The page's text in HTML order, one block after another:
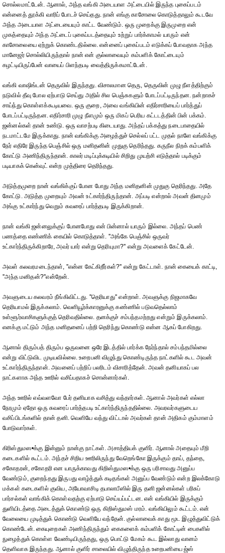
சொல்லமாட்டேன். ஆனால், அந்த வங்கி அடையாள அட்டையில் இருந்த புகைப்படம்
என்னைத் தூக்கி வாரிப் போடச் செய்தது. நான் எங்கு காசோலை கொடுத்தாலும் கூடவே
அந்த அடையாள அட்டையையும் காட்ட வேண்டும். ஒரு முறைக்கு இருமுறை என்
முகத்தையும் அந்த அட்டைப் புகைப்படத்தையும் உற்றுப் பார்க்காமல் யாரும் என்
காசோலையை ஏற்றுக் கொண்டதில்லை. என்னைப் புகைப்படம் எடுக்கப் போவதாக அந்த
மானேஜர் சொல்லியிருந்தால் நான் என் குல்லாவையும் கம்பளிக் கோட்டையும்
கழட்டியிருப்பேன் வாயைப் பிளந்தபடி வைத்திருக்கமாட்டேன்.
வங்கி வாஷிங்டன் தெருவில் இருந்தது. விசாலமான தெரு, தெருவின் முழு நீளத்திற்கும்
நடுவில் தீவு போல ஏற்பாடு செய்து அதில் சில பெஞ்சுகளும் போடப்பட்டிருந்தன. நன்றாகச்
சாய்ந்து கொள்ளக்கூடியவை. ஒரு குறை, அவை வங்கியின் எதிர்சாரியைப் பார்த்துப்
போடப்பட்டிருந்தன. எதிர்சாரி முழு நீளமும் ஒரு மிகப் பெரிய கட்டடத்தின் பின் பக்கம்.
ஜன்னல்கள் தான் உண்டு. ஒரு வாசற்படி கிடையாது. அந்தப் பக்கத்து நடைபாதையில்
நடமாட்டமே இருக்காது. நான் வங்கிக்கு அழைத்துச் செல்லப் பட்ட முதல் நாளே வங்கிக்கு
நேர் எதிரே இருந்த பெஞ்சில் ஒரு மனிதனின் முதுகு தெரிந்தது. கருநீல நிறக் கம்பளிக்
கோட்டு அணிந்திருந்தான். காலர் மடிப்புக்கடியில் சிறிது முயற்சி எடுத்தால் படிக்கும்
படியாகக் கென்வுட் என்ற முத்திரை தெரிந்தது.
அடுத்தமுறை நான் வங்கிக்குப் போன போது அந்த மனிதனின் முதுகு தெரிந்தது. அதே
கோட்டு. அடுத்த முறையும் அவன் உட்கார்ந்திருந்தான். அப்படி என்றால் அவன் தினமும்
அங்கு உட்கார்ந்து வெறும் சுவரைப் பார்த்தபடி இருக்கிறான்.
நான் வங்கி ஜன்னலுக்குப் போனபோது என் பின்னால் யாரும் இல்லை. அந்தப் பெண்
பணத்தை எண்ணிக் கையில் கொடுத்தாள். ''அங்கே பெஞ்சில் ஒருவர்
உட்கார்ந்திருக்கிறாரே, அவர் யார் என்று தெரியுமா?'' என்று அவளைக் கேட்டேன்.
அவள் கலவரமடைந்தாள், ''என்ன கேட்கிறீர்கள்?'' என்று கேட்டாள். நான் கையைக் காட்டி,
''அந்த மனிதன்?''என்றேன்.
அவளுடைய கலவரம் நீங்கிவிட்டது. ''தெரியாது'' என்றாள். அவளுக்கு நிஜமாகவே
தெரியாமல் இருக்கலாம். வெளியூர்க்காரனுக்கு கண்ணில் படுவதெல்லாம்
உள்ளூர்வாசிகளுக்குத் தெரிவதில்லை. தனக்குச் சம்பந்தமற்றது என்றும் இருக்கலாம்.
எனக்கு மட்டும் அந்த மனிதனைப் பற்றி தெரிந்து கொண்டு என்ன ஆகப் போகிறது.
ஆனால் திரும்பத் திரும்ப ஒருவனை ஒரே இடத்தில் பார்க்க நேர்ந்தால் சம்பந்தமில்லை
என்று விட்டுவிட முடியவில்லை. உறைபனி விழுந்து கொண்டிருந்த நாட்களில் கூட அவன்
உட்கார்ந்திருந்தான். அவனைப் பற்றிப் பலரிடம் விசாரித்தேன். அவன் தனியாகப் பல
நாட்களாக அந்த ஊரில் வசிப்பதாகச் சொன்னார்கள்.
அந்த ஊரில் எவ்வளவோ பேர் தனியாக வசித்து வந்தார்கள். ஆனால் அவர்கள் எல்லா
நேரமும் ஏதோ ஒரு சுவரைப் பார்த்தபடி உட்கார்ந்திருந்ததில்லை. அவரவர்களுடைய
வசிப்பிடங்களில் தான் தனி. வெளியே வந்து விட்டால் அவர்கள் தான் அதிகம் கும்மாளம்
போடுவார்கள்.
கிரிஸ்துமஸ•க்கு இன்னும் நான்கு நாட்கள். அசாத்தியக் குளிர். ஆனால் அதையும் மீறி
கடைகளில் கூட்டம். அந்தச் சிறிய ஊரிலிருந்து வேறெங்கோ இருக்கும் தாய், தந்தை,
சகோதரன், சகோதரி என யாருக்காவது கிறிஸ்துமஸ•க்கு ஒரு பரிசாவது அனுப்ப
வேண்டும், குறைந்தது இருபது வாழ்த்துக் கடிதங்கள் அனுப்ப வேண்டும் என்ற இலக்கோடு
மக்கள் கடைகளில் குவிய, அயோவாசிடி தபாலாபீஸில் இரு தனி ஜன்னல்கள் பரிசுப்
பார்சல்கள் வாங்கிக் கொள்வதற்கு ஏற்பாடு செய்யப்பட்டன. என் வங்கியில் இருக்கும்
துளியிடத்தை அடைத்துக் கொண்டு ஒரு கிறிஸ்துமஸ் மரம். வங்கியிலும் கூட்டம். என்
வேலையை முடித்துக் கொண்டு வெளியே வந்தேன். குல்லாவைக் காது மூட இழுத்துவிட்டுக்
கொண்டேன். கையுறைகள் அணிந்திருந்தும் கைகளைக் கம்பளிக் கோட்டின் பைகளில்
நுழைத்துக் கொள்ள வேண்டியிருந்தது, ஒரு பொட்டு மேகம் கூட இல்லாது வானம்
தெளிவாக இருந்தது. ஆனால் குளிர் சாலையில் விழுந்திருந்த உறைபனியை ஜ்ஸ்